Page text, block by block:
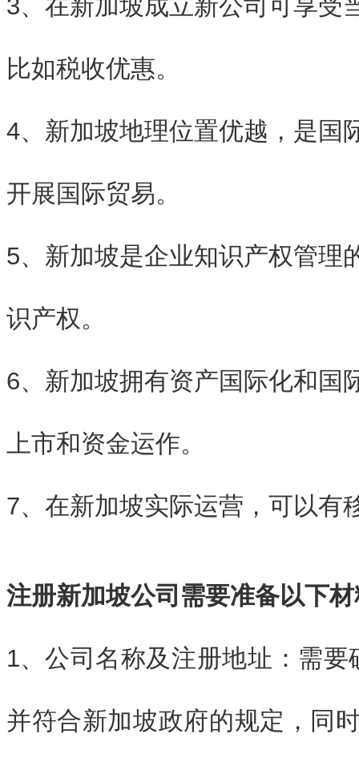
3、在新加坡成立新公司可享受
比如税收优惠。
4、新加坡地理位置优越，是国
开展国际贸易。
5、新加坡是企业知识产权管理
识产权。
6、新加坡拥有资产国际化和国
上市和资金运作。
7、在新加坡实际运营，可以有
注册新加坡公司需要准备以下
1、 公司名称及注册地址：需
并符合新加坡政府的规定，同